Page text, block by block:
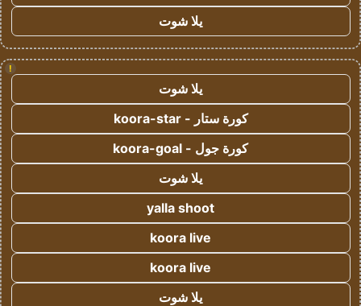
يلا شوت
!
يلا شوت
كورة ستار - koora-star
كورة جول - koora-goal
يلا شوت
yalla shoot
koora live
koora live
يلا شوت